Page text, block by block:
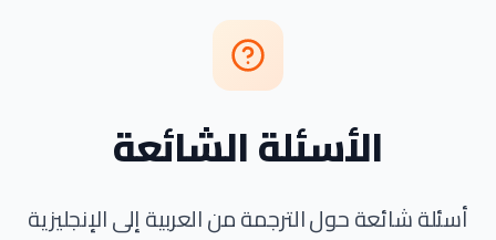
الأسئلة الشائعة
أسئلة شائعة حول الترجمة من العربية إلى الإنجليزية